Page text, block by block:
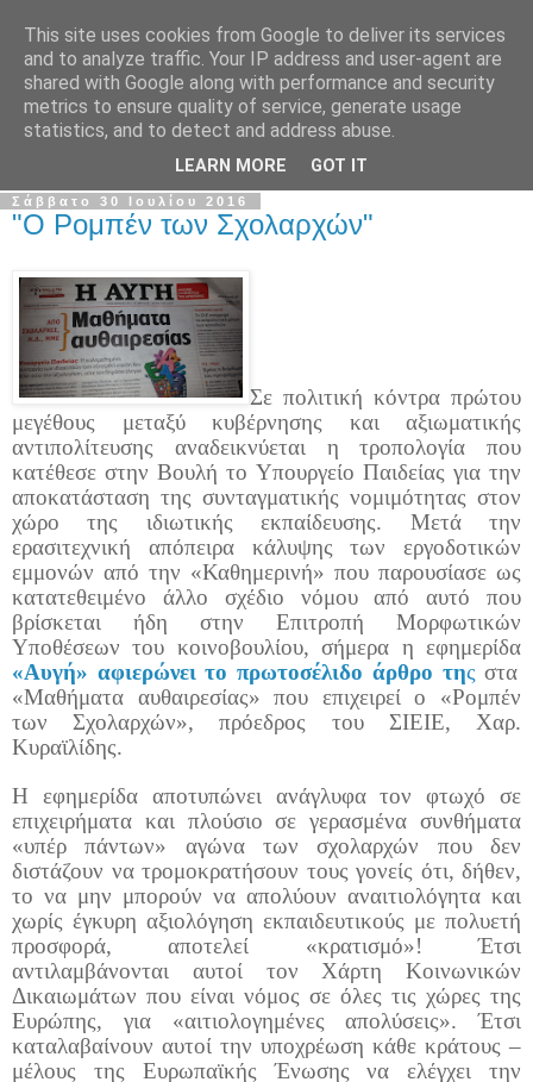
Σ.Ι.Ε.Λ.Β.Ε.
Ο επίσημος ιστότοπος του Συλλόγου Ιδιωτικών
Εκπαιδευτικών Λειτουργών Βόρειας Ελλάδας
Σάββατο 30 Ιουλίου 2016
"Ο Ρομπέν των Σχολαρχών"
Σε πολιτική κόντρα πρώτου
μεγέθους μεταξύ κυβέρνησης και αξιωματικής
αντιπολίτευσης αναδεικνύεται η τροπολογία που
κατέθεσε στην Βουλή το Υπουργείο Παιδείας για την
αποκατάσταση της συνταγματικής νομιμότητας στον
χώρο της ιδιωτικής εκπαίδευσης. Μετά την
ερασιτεχνική απόπειρα κάλυψης των εργοδοτικών
εμμονών από την «Καθημερινή» που παρουσίασε ως
κατατεθειμένο άλλο σχέδιο νόμου από αυτό που
βρίσκεται ήδη στην Επιτροπή Μορφωτικών
Υποθέσεων του κοινοβουλίου, σήμερα η εφημερίδα
«Αυγή» αφιερώνει το πρωτοσέλιδο άρθρο της στα
«Μαθήματα αυθαιρεσίας» που επιχειρεί ο «Ρομπέν
των Σχολαρχών», πρόεδρος του ΣΙΕΙΕ, Χαρ.
Κυραϊλίδης.
Η εφημερίδα αποτυπώνει ανάγλυφα τον φτωχό σε
επιχειρήματα και πλούσιο σε γερασμένα συνθήματα
«υπέρ πάντων» αγώνα των σχολαρχών που δεν
διστάζουν να τρομοκρατήσουν τους γονείς ότι, δήθεν,
το να μην μπορούν να απολύουν αναιτιολόγητα και
χωρίς έγκυρη αξιολόγηση εκπαιδευτικούς με πολυετή
προσφορά, αποτελεί «κρατισμό»! Έτσι
αντιλαμβάνονται αυτοί τον Χάρτη Κοινωνικών
Δικαιωμάτων που είναι νόμος σε όλες τις χώρες της
Ευρώπης, για «αιτιολογημένες απολύσεις». Έτσι
καταλαβαίνουν αυτοί την υποχρέωση κάθε κράτους –
μέλους της Ευρωπαϊκής Ένωσης να ελέγχει την
This site uses cookies from Google to deliver its services
and to analyze traffic. Your IP address and user-agent are
shared with Google along with performance and security
metrics to ensure quality of service, generate usage
statistics, and to detect and address abuse.
LEARN MORE GOT IT